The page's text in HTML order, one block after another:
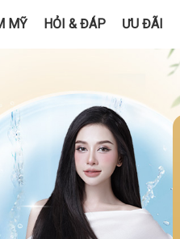
MỸ HỎI & ĐÁP ƯU ĐÃI